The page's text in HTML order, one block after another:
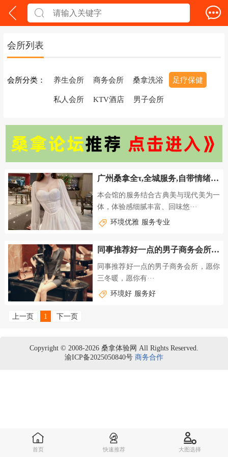
会所列表
会所分类： 养生会所 商务会所 桑拿洗浴 足疗保健
私人会所 KTV酒店 男子会所
广州桑拿全τ,全城服务,自带情绪价值
本会馆的服务结合古典美与现代美为一
体，体验感细腻丰富、回味悠···
环境优雅 服务专业
同事推荐好一点的男子商务会所，愿你三冬暖，愿你有两人
同事推荐好一点的男子商务会所，愿你
三冬暖，愿你有···
环境好 服务好
上一页 1 下一页
Copyright © 2008-2026 桑拿体验网 All Rights Reserved.
渝ICP备2025050840号 商务合作
首页 快速推荐 大图选择